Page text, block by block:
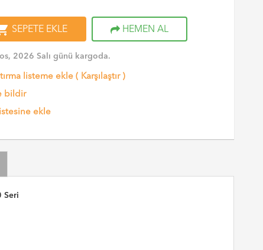
SEPETE EKLE HEMEN AL
2026 Salı günü kargoda.
listeme ekle ( Karşılaştır)
bildir
ekle
Seri